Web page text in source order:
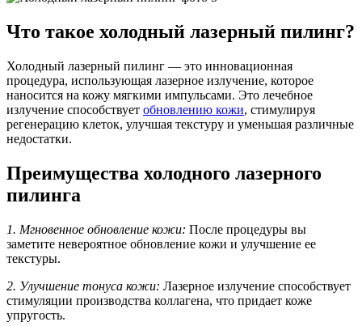
Что такое холодный лазерный пилинг?
Холодный лазерный пилинг — это инновационная
процедура, использующая лазерное излучение, которое
наносится на кожу мягкими импульсами. Это лечебное
излучение способствует обновлению кожи, стимулируя
регенерацию клеток, улучшая текстуру и уменьшая различные
недостатки.
Преимущества холодного лазерного
пилинга
1. Мгновенное обновление кожи: После процедуры вы
заметите невероятное обновление кожи и улучшение ее
текстуры.
2. Улучшение тонуса кожи: Лазерное излучение способствует
стимуляции производства коллагена, что придает коже
упругость.